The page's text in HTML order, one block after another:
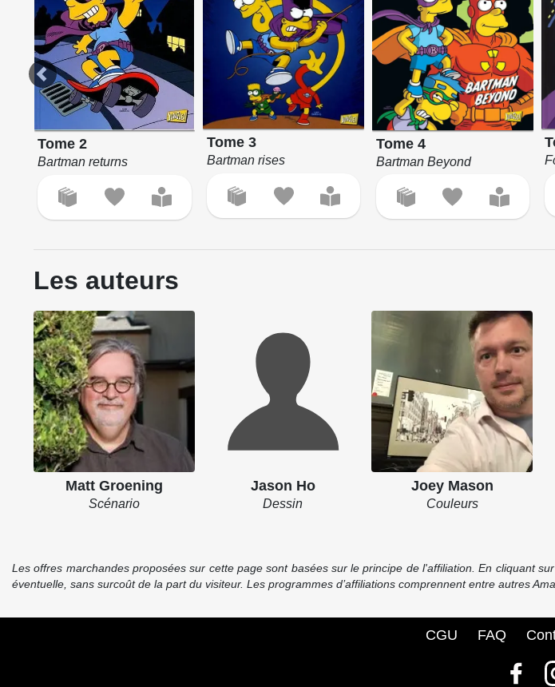
Tome 2
Bartman returns
Tome 3
Bartman rises
Tome 4
Bartman Beyond
Les auteurs
Matt Groening
Scénario
Jason Ho
Dessin
Joey Mason
Couleurs
Les offres marchandes proposées sur cette page sont basées sur le principe de l'affiliation. En cliquant
éventuelle, sans surcoût de la part du visiteur. Les programmes d’affiliations comprennent entre autres
CGU FAQ